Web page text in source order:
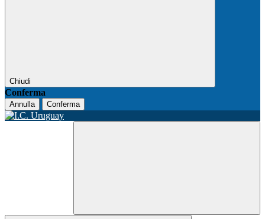
Chiudi
Conferma
Annulla Conferma